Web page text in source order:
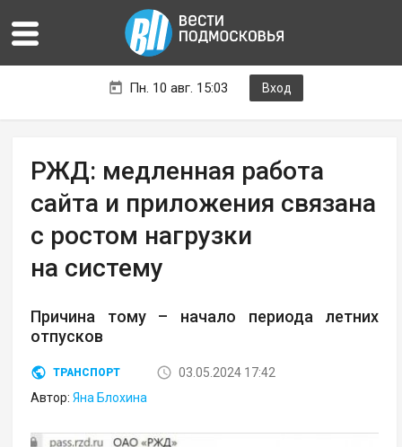
Пн. 10 авг. 15:03 Вход
РЖД: медленная работа
сайта и приложения связана
с ростом нагрузки
на систему
Причина тому – начало периода летних
отпусков
ТРАНСПОРТ
03.05.2024 17:42
Автор:Яна Блохина